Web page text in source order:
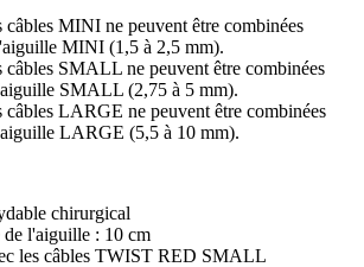
câbles MINI ne peuvent être combinées
MINI (1,5 à 2,5 mm).
câbles SMALL ne peuvent être combinées
SMALL (2,75 à 5 mm).
câbles LARGE ne peuvent être combinées
LARGE (5,5 à 10 mm).
chirurgical
l'aiguille : 10 cm
les câbles TWIST RED SMALL